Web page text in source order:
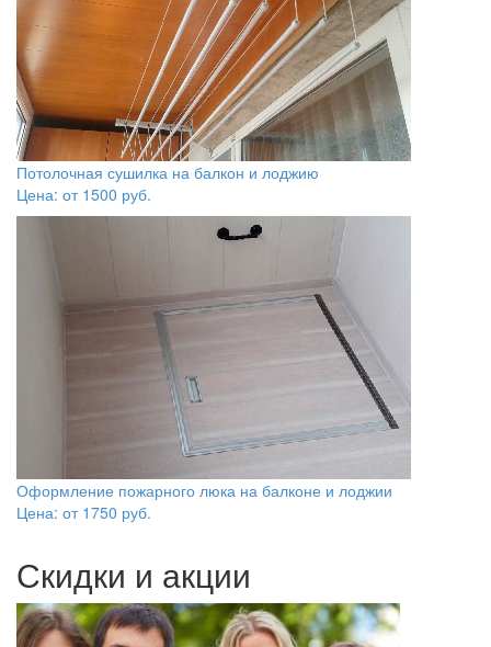
Потолочная сушилка на балкон и лоджию
Цена: от 1500 руб.
Оформление пожарного люка на балконе и лоджии
Цена: от 1750 руб.
Скидки и акции